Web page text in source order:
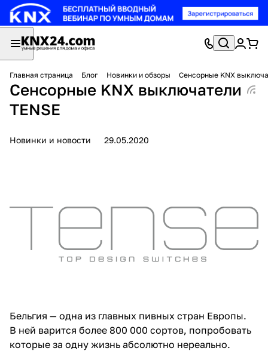
Главная страница Блог Новинки и обзоры Сенсорные KNX
Сенсорные KNX выключатели
TENSE
Новинки и новости 29.05.2020
Бельгия — одна из главных пивных стран Европы.
В ней варится более 800 000 сортов, попробовать
которые за одну жизнь абсолютно нереально.